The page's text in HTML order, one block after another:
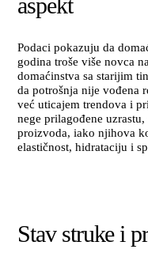
Podaci pokazuju da
godina troše više novca
domaćinstva sa starijim
da potrošnja nije vođena
već uticajem trendova i
nege prilagođene
proizvoda, iako njihova
elastičnost, hidrataciju i
Stav struke i